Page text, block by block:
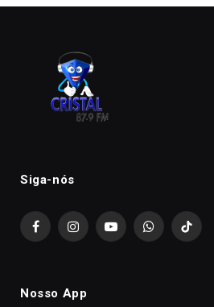
Siga-nós
FacebookInstagramYouTubeWhatsAppTikTok
Nosso App